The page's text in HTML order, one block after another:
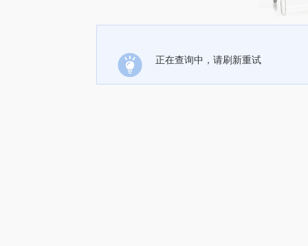
正在查询中，请刷新重试